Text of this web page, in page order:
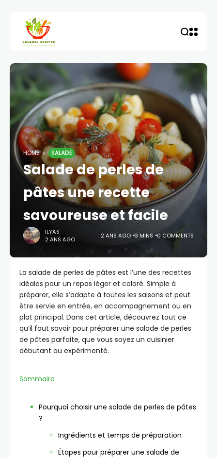
HOME SALADE
Salade de perles de
pâtes une recette
savoureuse et facile
ILYAS
2 ANS AGO
2 ANS AGO 3 MINS 0 COMMENTS
La salade de perles de pâtes est l’une des recettes
idéales pour un repas léger et coloré. Simple à
préparer, elle s’adapte à toutes les saisons et peut
être servie en entrée, en accompagnement ou en
plat principal. Dans cet article, découvrez tout ce
qu’il faut savoir pour préparer une salade de perles
de pâtes parfaite, que vous soyez un cuisinier
débutant ou expérimenté.
Sommaire
Pourquoi choisir une salade de perles de pâtes
?
Ingrédients et temps de préparation
Étapes pour préparer une salade de